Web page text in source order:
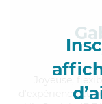
,
d'expérience et